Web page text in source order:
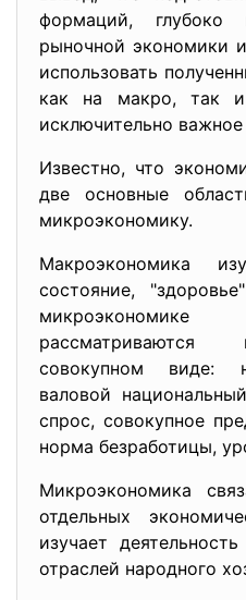
формаций, глубоко
рыночной экономики
использовать
как на макро, так
исключительно
Известно, что
две основные
микроэкономику.
Макроэкономика
состояние,
рассматриваются
совокупном виде:
валовой
спрос, совокупное
норма безработицы,
Микроэкономика
отдельных
изучает
отраслей народного